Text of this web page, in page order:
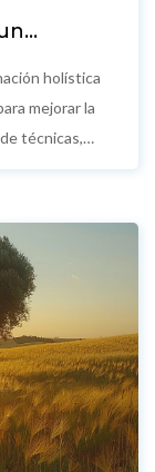
holística
mejorar la
técnicas,
y cómo
el bienestar.
deseen